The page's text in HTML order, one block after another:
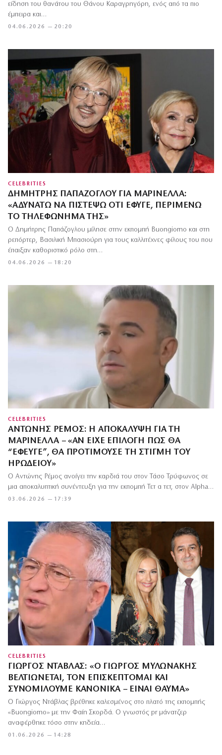
04.06.2026 — 20:20
είδηση του θανάτου του Θάνου Καραγρηγόρη, ενός από τα πιο
έμπειρα και…
CELEBRITIES
ΔΗΜΉΤΡΗΣ ΠΑΠΆΖΟΓΛΟΥ ΓΙΑ ΜΑΡΙΝΈΛΛΑ:
«ΑΔΥΝΑΤΏ ΝΑ ΠΙΣΤΈΨΩ ΌΤΙ ΈΦΥΓΕ, ΠΕΡΙΜΈΝΩ
ΤΟ ΤΗΛΕΦΏΝΗΜΆ ΤΗΣ»
04.06.2026 — 18:20
Ο Δημήτρης Παπάζογλου μίλησε στην εκπομπή Buongiorno και στη
ρεπόρτερ, Βασιλική Μπασιούρη για τους καλλιτέχνες φίλους του που
έπαιξαν καθοριστικό ρόλο στη…
CELEBRITIES
ΑΝΤΏΝΗΣ ΡΈΜΟΣ: Η ΑΠΟΚΆΛΥΨΗ ΓΙΑ ΤΗ
ΜΑΡΙΝΈΛΛΑ – «ΑΝ ΕΊΧΕ ΕΠΙΛΟΓΉ ΠΏΣ ΘΑ
“ΈΦΕΥΓΕ”, ΘΑ ΠΡΟΤΙΜΟΎΣΕ ΤΗ ΣΤΙΓΜΉ ΤΟΥ
ΗΡΩΔΕΊΟΥ»
03.06.2026 — 17:39
Ο Αντώνης Ρέμος ανοίγει την καρδιά του στον Τάσο Τρύφωνος σε
μια αποκαλυπτική συνέντευξη για την εκπομπή Τετ α τετ, στον Alpha…
CELEBRITIES
ΓΙΏΡΓΟΣ ΝΤΆΒΛΑΣ: «Ο ΓΙΏΡΓΟΣ ΜΥΛΩΝΆΚΗΣ
ΒΕΛΤΙΏΝΕΤΑΙ, ΤΟΝ ΕΠΙΣΚΈΠΤΟΜΑΙ ΚΑΙ
ΣΥΝΟΜΙΛΟΎΜΕ ΚΑΝΟΝΙΚΆ – ΕΊΝΑΙ ΘΑΎΜΑ»
01.06.2026 — 14:28
Ο Γιώργος Ντάβλας βρέθηκε καλεσμένος στο πλατό της εκπομπής
«Buongiorno» με την Φαίη Σκορδά. Ο γνωστός pr μάνατζερ
αναφέρθηκε τόσο στην κηδεία…